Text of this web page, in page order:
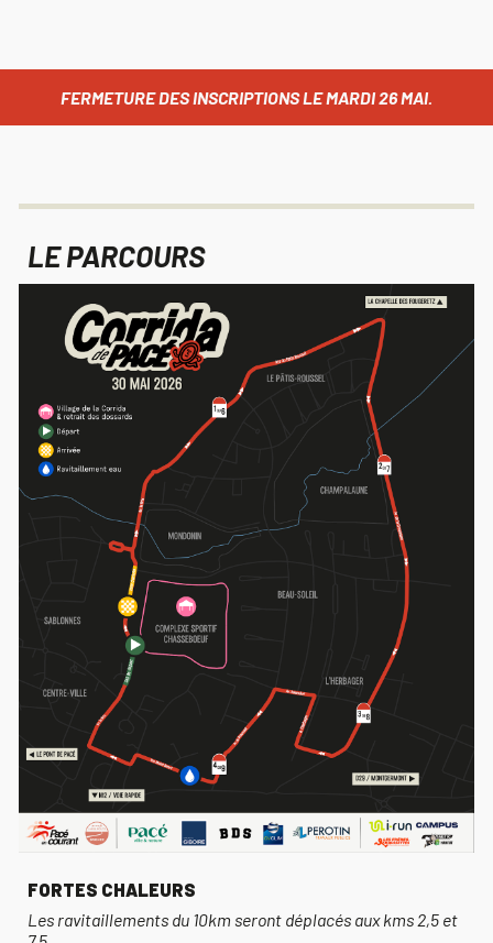
FERMETURE DES INSCRIPTIONS LE MARDI 26 MAI.
LE PARCOURS
FORTES CHALEURS
Les ravitaillements du 10km seront déplacés aux kms 2,5 et